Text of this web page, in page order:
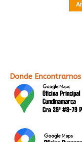
Donde Encontrarnos